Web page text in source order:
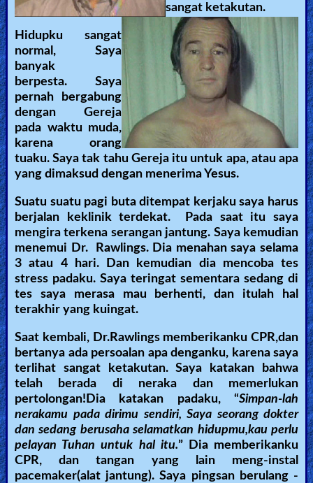
sangat ketakutan.
Hidupku sangat
normal, Saya
banyak
berpesta. Saya
pernah bergabung
dengan Gereja
pada waktu muda,
karena orang
tuaku. Saya tak tahu Gereja itu untuk apa, atau apa
yang dimaksud dengan menerima Yesus.
Suatu suatu pagi buta ditempat kerjaku saya harus
berjalan keklinik terdekat. Pada saat itu saya
mengira terkena serangan jantung. Saya kemudian
menemui Dr. Rawlings. Dia menahan saya selama
3 atau 4 hari. Dan kemudian dia mencoba tes
stress padaku. Saya teringat sementara sedang di
tes saya merasa mau berhenti, dan itulah hal
terakhir yang kuingat.
Saat kembali, Dr.Rawlings memberikanku CPR,dan
bertanya ada persoalan apa denganku, karena saya
terlihat sangat ketakutan. Saya katakan bahwa
telah berada di neraka dan memerlukan
pertolongan!Dia katakan padaku, “Simpan-lah
nerakamu pada dirimu sendiri, Saya seorang dokter
dan sedang berusaha selamatkan hidupmu,kau perlu
pelayan Tuhan untuk hal itu.” Dia memberikanku
CPR, dan tangan yang lain meng-instal
pacemaker(alat jantung). Saya pingsan berulang -